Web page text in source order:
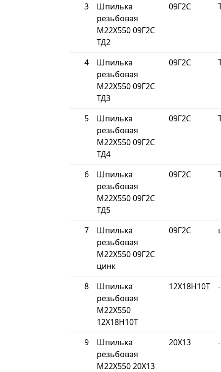
3
Шпилька
резьбовая
М22Х550 09Г2С
ТД2
09Г2С
4
Шпилька
резьбовая
М22Х550 09Г2С
ТД3
09Г2С
5
Шпилька
резьбовая
М22Х550 09Г2С
ТД4
09Г2С
6
Шпилька
резьбовая
М22Х550 09Г2С
ТД5
09Г2С
7
Шпилька
резьбовая
М22Х550 09Г2С
цинк
09Г2С
8
Шпилька
резьбовая
М22Х550
12Х18Н10Т
12Х18Н10Т -
9
Шпилька
резьбовая
М22Х550 20Х13
20Х13 -